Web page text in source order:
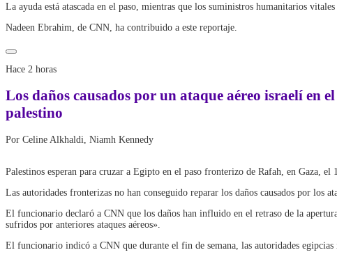
La ayuda está atascada en el paso, mientras que los suministros humanitarios
Nadeen Ebrahim, de CNN, ha contribuido a este reportaje.
Hace 2 horas
Los daños causados por un ataque aéreo israelí en
palestino
Por Celine Alkhaldi, Niamh Kennedy
Palestinos esperan para cruzar a Egipto en el paso fronterizo de Rafah, en Gaza,
Las autoridades fronterizas no han conseguido reparar los daños causados por los
El funcionario declaró a CNN que los daños han influido en el retraso de la
sufridos por anteriores ataques aéreos».
El funcionario indicó a CNN que durante el fin de semana, las autoridades egipcias